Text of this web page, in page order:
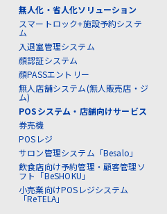
無人化・省人化ソリューション
スマートロック+施設予約システ
ム
入退室管理システム
顔認証システム
顔PASSエントリー
無人店舗システム(無人販売店・ジ
ム)
POSシステム・店舗向けサービス
券売機
POSレジ
サロン管理システム「Besalo」
飲食店向け予約管理・顧客管理ソ
フト「BeSHOKU」
小売業向けPOSレジシステム
「ReTELA」